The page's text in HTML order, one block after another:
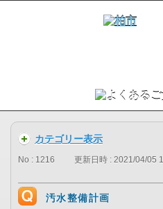
カテゴリー表示
No : 1216 更新日時 : 2021/04/05
汚水整備計画